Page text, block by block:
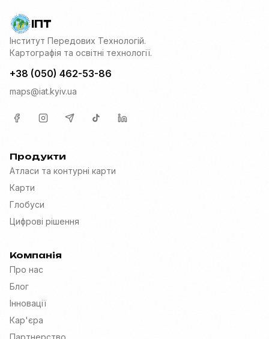
ІПТ
Інститут Передових Технологій.
Картографія та освітні технології.
+38 (050) 462-53-86
maps@iat.kyiv.ua
Продукти
Атласи та контурні карти
Карти
Глобуси
Цифрові рішення
Компанія
Про нас
Блог
Інновації
Кар'єра
Партнерство